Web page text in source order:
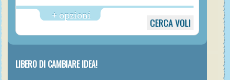
+ opzioni
LIBERO DI CAMBIARE IDEA!